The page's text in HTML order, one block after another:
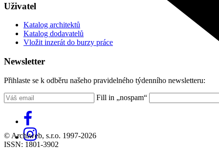
Uživatel
Katalog architektů
Katalog dodavatelů
Vložit inzerát do burzy práce
Newsletter
Přihlaste se k odběru našeho pravidelného týdenního newsletteru:
Fill in „nospam“
© Archiweb, s.r.o. 1997-2026
ISSN: 1801-3902